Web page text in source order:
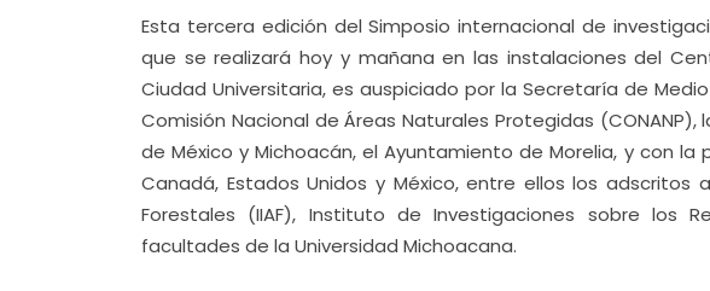
Esta tercera edición del Simposio internacional de
que se realizará hoy y mañana en las instalaciones del
Ciudad Universitaria, es auspiciado por la Secretaría de
Comisión Nacional de Áreas Naturales Protegidas (CONANP),
de México y Michoacán, el Ayuntamiento de Morelia, y con
Canadá, Estados Unidos y México, entre ellos los
Forestales (IIAF), Instituto de Investigaciones sobre los
facultades de la Universidad Michoacana.